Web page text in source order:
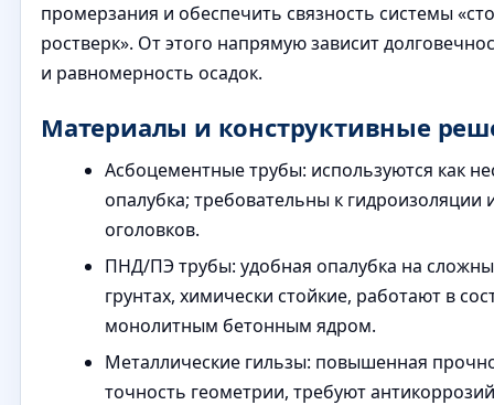
промерзания и обеспечить связность системы
ростверк». От этого напрямую зависит
и равномерность осадок.
Материалы и конструктивные
Асбоцементные трубы: используются как
опалубка; требовательны к гидроизоляции
оголовков.
ПНД/ПЭ трубы: удобная опалубка на
грунтах, химически стойкие, работают в
монолитным бетонным ядром.
Металлические гильзы: повышенная
точность геометрии, требуют